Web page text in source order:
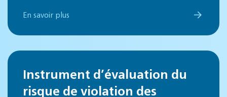
En savoir plus
Instrument d’évaluation du
risque de violation des